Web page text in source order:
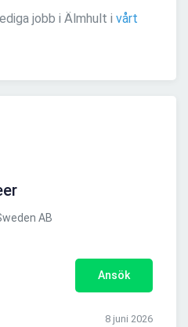
jobb i Älmhult i vårt
AB
Ansök
8 juni 2026